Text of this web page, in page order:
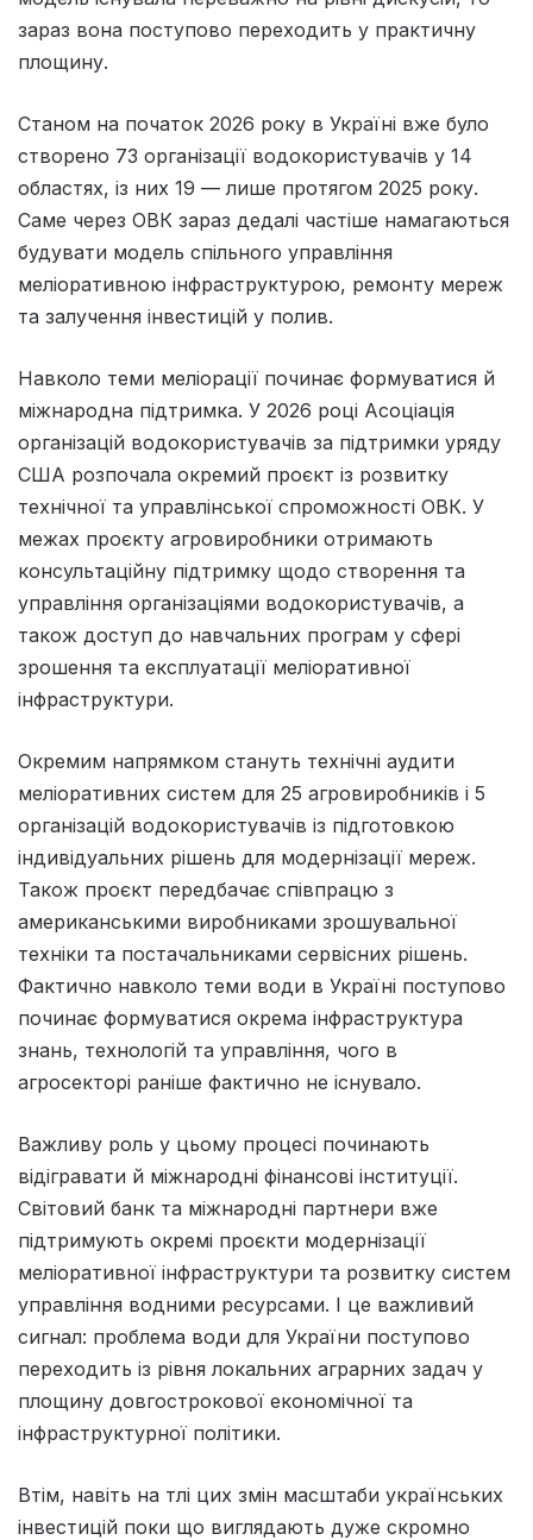
зараз вона поступово переходить у практичну
площину.
Станом на початок 2026 року в Україні вже було
створено 73 організації водокористувачів у 14
областях, із них 19 — лише протягом 2025 року.
Саме через ОВК зараз дедалі частіше намагаються
будувати модель спільного управління
меліоративною інфраструктурою, ремонту мереж
та залучення інвестицій у полив.
Навколо теми меліорації починає формуватися й
міжнародна підтримка. У 2026 році Асоціація
організацій водокористувачів за підтримки уряду
США розпочала окремий проєкт із розвитку
технічної та управлінської спроможності ОВК. У
межах проєкту агровиробники отримають
консультаційну підтримку щодо створення та
управління організаціями водокористувачів, а
також доступ до навчальних програм у сфері
зрошення та експлуатації меліоративної
інфраструктури.
Окремим напрямком стануть технічні аудити
меліоративних систем для 25 агровиробників і 5
організацій водокористувачів із підготовкою
індивідуальних рішень для модернізації мереж.
Також проєкт передбачає співпрацю з
американськими виробниками зрошувальної
техніки та постачальниками сервісних рішень.
Фактично навколо теми води в Україні поступово
починає формуватися окрема інфраструктура
знань, технологій та управління, чого в
агросекторі раніше фактично не існувало.
Важливу роль у цьому процесі починають
відігравати й міжнародні фінансові інституції.
Світовий банк та міжнародні партнери вже
підтримують окремі проєкти модернізації
меліоративної інфраструктури та розвитку систем
управління водними ресурсами. І це важливий
сигнал: проблема води для України поступово
переходить із рівня локальних аграрних задач у
площину довгострокової економічної та
інфраструктурної політики.
Втім, навіть на тлі цих змін масштаби українських
інвестицій поки що виглядають дуже скромно